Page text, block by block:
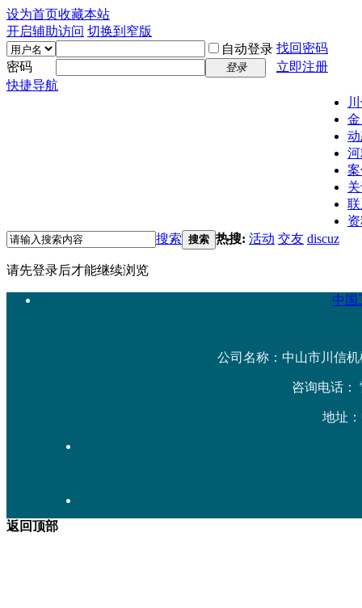
设为首页收藏本站
开启辅助访问 切换到窄版
自动登录 找回密码
密码
登录
立即注册
快捷导航
搜索 搜索 热搜: 活动 交友 discuz
请先登录后才能继续浏览
中国
公司名称：中山市川信机
咨询电话：
地址
返回顶部